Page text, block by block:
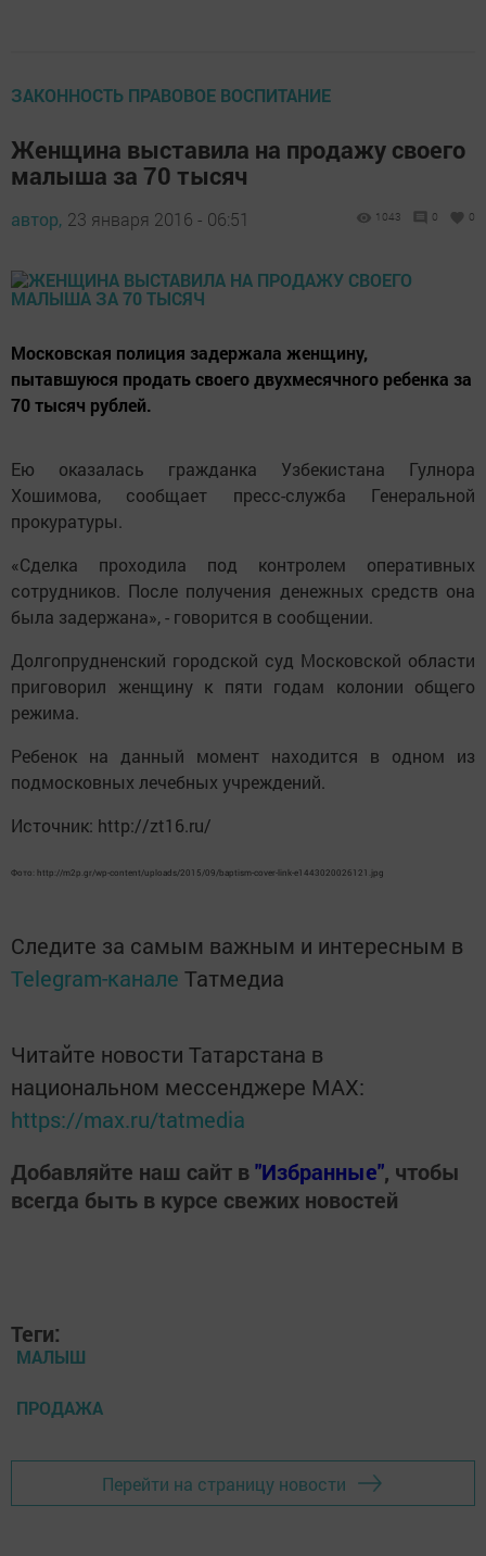
ЗАКОННОСТЬ ПРАВОВОЕ ВОСПИТАНИЕ
Женщина выставила на продажу своего
малыша за 70 тысяч
автор, 23 января 2016 - 06:51 1043 0 0
Московская полиция задержала женщину,
пытавшуюся продать своего двухмесячного ребенка за
70 тысяч рублей.
Ею оказалась гражданка Узбекистана Гулнора
Хошимова, сообщает пресс-служба Генеральной
прокуратуры.
«Сделка проходила под контролем оперативных
сотрудников. После получения денежных средств она
была задержана», - говорится в сообщении.
Долгопрудненский городской суд Московской области
приговорил женщину к пяти годам колонии общего
режима.
Ребенок на данный момент находится в одном из
подмосковных лечебных учреждений.
Источник: http://zt16.ru/
Фото: http://m2p.gr/wp-content/uploads/2015/09/baptism-cover-link-e1443020026121.jpg
Следите за самым важным и интересным в
Telegram-канале Татмедиа
Читайте новости Татарстана в
национальном мессенджере MАХ:
https://max.ru/tatmedia
Добавляйте наш сайт в"Избранные", чтобы
всегда быть в курсе свежих новостей
Теги:
МАЛЫШ
ПРОДАЖА
Перейти на страницу новости